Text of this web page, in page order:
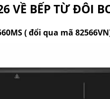
VỀ BẾP TỪ ĐÔI
( đổi qua mã